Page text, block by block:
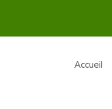
Accueil